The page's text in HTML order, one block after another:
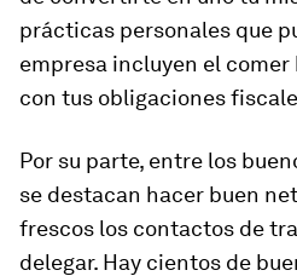
prácticas personales que
empresa incluyen el
con tus obligaciones
Por su parte, entre los
se destacan hacer buen
frescos los contactos de
delegar. Hay cientos de